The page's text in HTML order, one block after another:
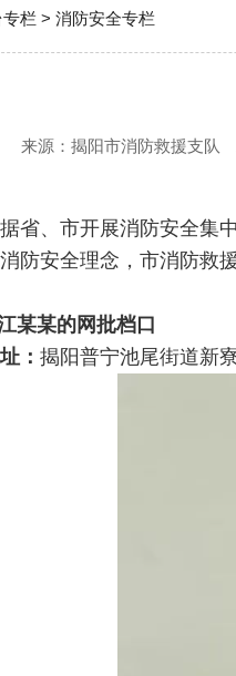
栏 > 消防安全专栏
来源：揭阳市消防救援支队
、市开展消防安全集中
防安全理念，市消防救
某某的网批档口
： 揭阳普宁池尾街道新